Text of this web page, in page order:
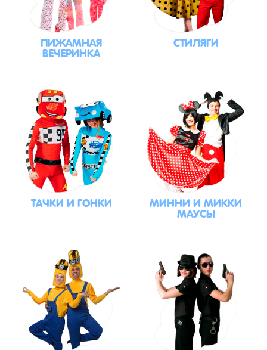
ПИЖАМНАЯ
ВЕЧЕРИНКА СТИЛЯГИ
ТАЧКИ И ГОНКИ МИННИ И МИККИ
МАУСЫ